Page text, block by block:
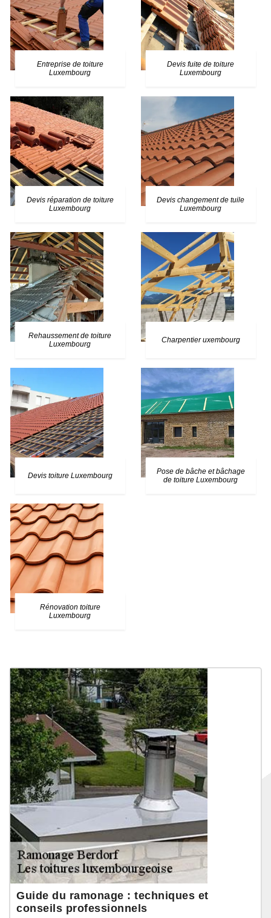
Entreprise de toiture
Luxembourg
Devis fuite de toiture
Luxembourg
Devis réparation de toiture
Luxembourg
Devis changement de tuile
Luxembourg
Rehaussement de toiture
Luxembourg
Charpentier uxembourg
Devis toiture Luxembourg
Pose de bâche et bâchage
de toiture Luxembourg
Rénovation toiture
Luxembourg
Guide du ramonage : techniques et
conseils professionnels